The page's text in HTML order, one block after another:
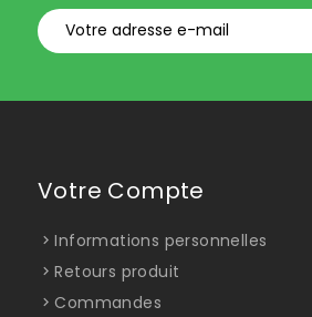
Votre Compte
Informations personnelles
Retours produit
Commandes